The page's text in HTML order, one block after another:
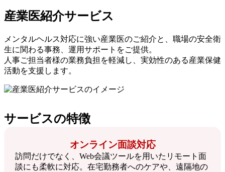
産業医紹介サービス
メンタルヘルス対応に強い産業医のご紹介と、職場の安全衛
生に関わる事務、運用サポートをご提供。
人事ご担当者様の業務負担を軽減し、実効性のある産業保健
活動を支援します。
サービスの特徴
オンライン面談対応
訪問だけでなく、Web会議ツールを用いたリモート面
談にも柔軟に対応。在宅勤務者へのケアや、遠隔地の